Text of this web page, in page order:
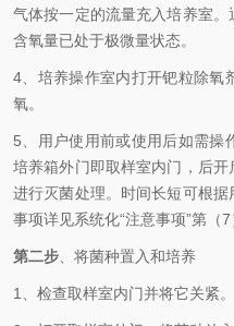
气体按一定的流量充入培养室
含氧量已处于极微量状态。
4、培养操作室内打开钯粒除氧
氧。
5、用户使用前或使用后如需操
培养箱外门即取样室内门，后
进行灭菌处理。时间长短可根
事项详见系统化“注意事项”第（7
第二步 、将菌种置入和培养
1、检查取样室内门并将它关紧。